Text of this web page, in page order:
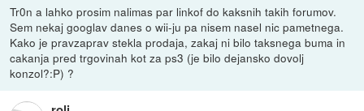
Tr0n a lahko prosim nalimas par linkof do kaksnih takih forumov.
Sem nekaj googlav danes o wii-ju pa nisem nasel nic pametnega.
Kako je pravzaprav stekla prodaja, zakaj ni bilo taksnega buma in
cakanja pred trgovinah kot za ps3 (je bilo dejansko dovolj
konzol?:P) ?